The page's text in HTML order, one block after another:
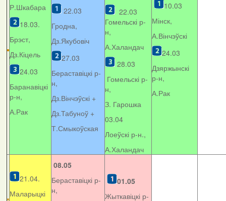
Р.Шкабара
18.03.
Брэст,
Дз.Кіцель
24.03
Баранавіцкі
р-н,
А.Рак
22.03
Гродна,
Дз.Якубовіч
27.03
Бераставіцкі р-
н,
Дз.Вінчэўскі +
Дз.Табуноў +
Т.Смыкоўская
22.03
Гомельскі р-
н,
А.Халандач
28.03
Гомельскі р-
н,
З. Гарошка
03.04
Лоеўскі р-н.,
А.Халандач
10.03
Мінск,
А.Вінчэўскі
24.03
Дзяржынскі
р-н,
А.Рак
21.04.
Маларыцкі
08.05
Бераставіцкі р-
н,
01.05
Жыткавіцкі р-